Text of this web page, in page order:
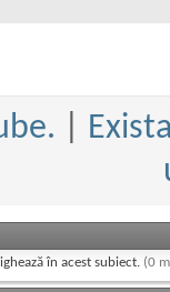
în acest subiect. (0